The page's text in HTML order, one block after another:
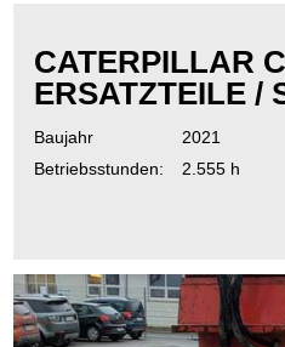
CATERPILLAR
ERSATZTEILE /
Baujahr
2021
Betriebsstunden:
2.555 h